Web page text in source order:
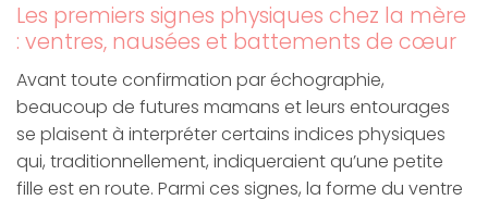
Les premiers signes physiques chez la mère
: ventres, nausées et battements de cœur
Avant toute confirmation par échographie,
beaucoup de futures mamans et leurs entourages
se plaisent à interpréter certains indices physiques
qui, traditionnellement, indiqueraient qu’une petite
fille est en route. Parmi ces signes, la forme du ventre